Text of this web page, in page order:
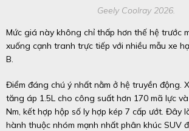
Geely Coolray 2026.
Mức giá này không chỉ thấp hơn thế hệ trước
xuống cạnh tranh trực tiếp với nhiều mẫu xe
B.
Điểm đáng chú ý nhất nằm ở hệ truyền động.
tăng áp 1.5L cho công suất hơn 170 mã lực
Nm, kết hợp hộp số ly hợp kép 7 cấp ướt. Đây
hành thuộc nhóm mạnh nhất phân khúc SUV